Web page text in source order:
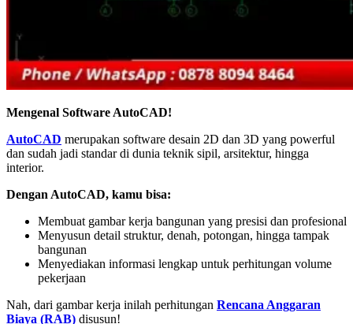
Mengenal Software AutoCAD!
AutoCAD merupakan software desain 2D dan 3D yang powerful
dan sudah jadi standar di dunia teknik sipil, arsitektur, hingga
interior.
Dengan AutoCAD, kamu bisa:
Membuat gambar kerja bangunan yang presisi dan profesional
Menyusun detail struktur, denah, potongan, hingga tampak
bangunan
Menyediakan informasi lengkap untuk perhitungan volume
pekerjaan
Nah, dari gambar kerja inilah perhitungan Rencana Anggaran
Biaya (RAB) disusun!